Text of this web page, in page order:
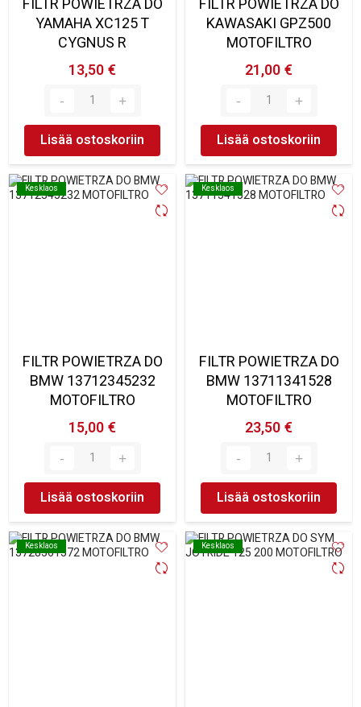
YAMAHA XC125 T
CYGNUS R
13,50 €
Lisää ostoskoriin
KAWASAKI GPZ500
MOTOFILTRO
21,00 €
Lisää ostoskoriin
Kesklaos
Kesklaos
FILTR POWIETRZA DO
BMW 13712345232
MOTOFILTRO
15,00 €
Lisää ostoskoriin
Kesklaos
Kesklaos
FILTR POWIETRZA DO
BMW 13711341528
MOTOFILTRO
23,50 €
Lisää ostoskoriin
Kesklaos
Kesklaos Kesklaos
Kesklaos